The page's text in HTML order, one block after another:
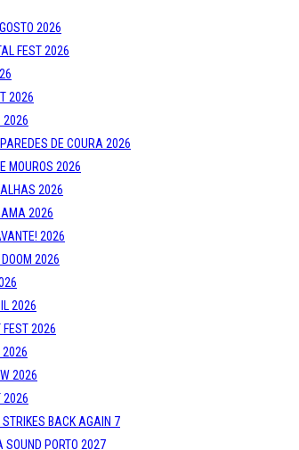
2026
FEST 2026
2026
2026
DE COURA 2026
MOUROS 2026
2026
2026
2026
2026
2026
FEST 2026
2026
2026
2026
STRIKES BACK AGAIN 7
SOUND PORTO 2027